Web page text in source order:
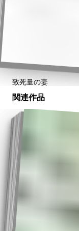
致死量の妻
関連作品